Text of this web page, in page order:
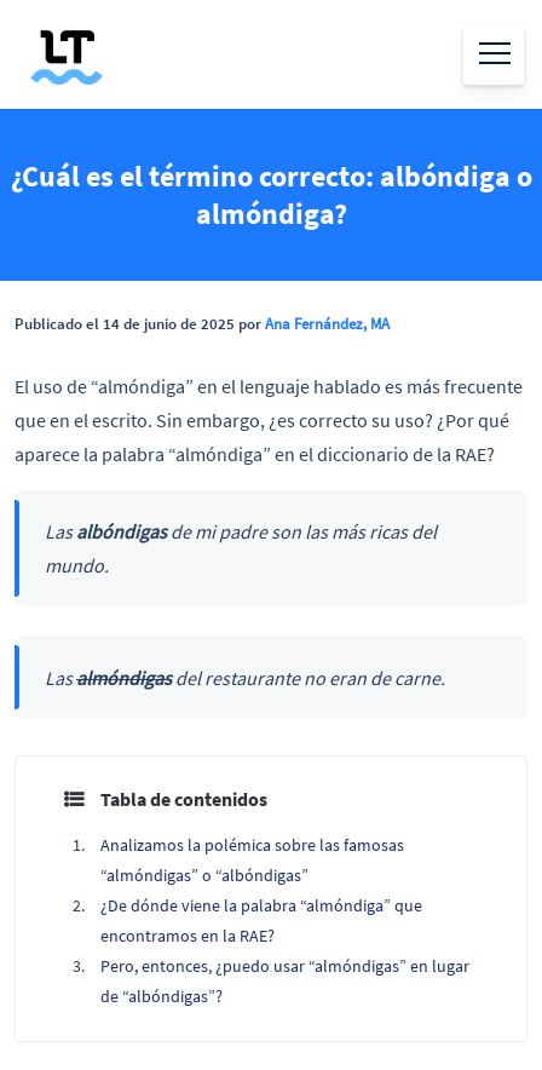
¿Cuál es el término correcto: albóndiga o
almóndiga?
Publicado el 14 de junio de 2025 porAna Fernández, MA
El uso de “almóndiga” en el lenguaje hablado es más frecuente
que en el escrito. Sin embargo, ¿es correcto su uso? ¿Por qué
aparece la palabra “almóndiga” en el diccionario de la RAE?
Lasalbóndigasde mi padre son las más ricas del
mundo.
Lasalmóndigasdel restaurante no eran de carne.
Tabla de contenidos
Analizamos la polémica sobre las famosas
“almóndigas” o “albóndigas”
¿De dónde viene la palabra “almóndiga” que
encontramos en la RAE?
Pero, entonces, ¿puedo usar “almóndigas” en lugar
de “albóndigas”?